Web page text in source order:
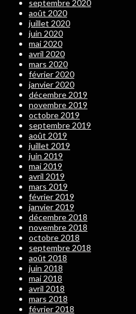
septembre 2020
août 2020
juillet 2020
juin 2020
mai 2020
avril 2020
mars 2020
février 2020
janvier 2020
décembre 2019
novembre 2019
octobre 2019
septembre 2019
août 2019
juillet 2019
juin 2019
mai 2019
avril 2019
mars 2019
février 2019
janvier 2019
décembre 2018
novembre 2018
octobre 2018
septembre 2018
août 2018
juin 2018
mai 2018
avril 2018
mars 2018
février 2018